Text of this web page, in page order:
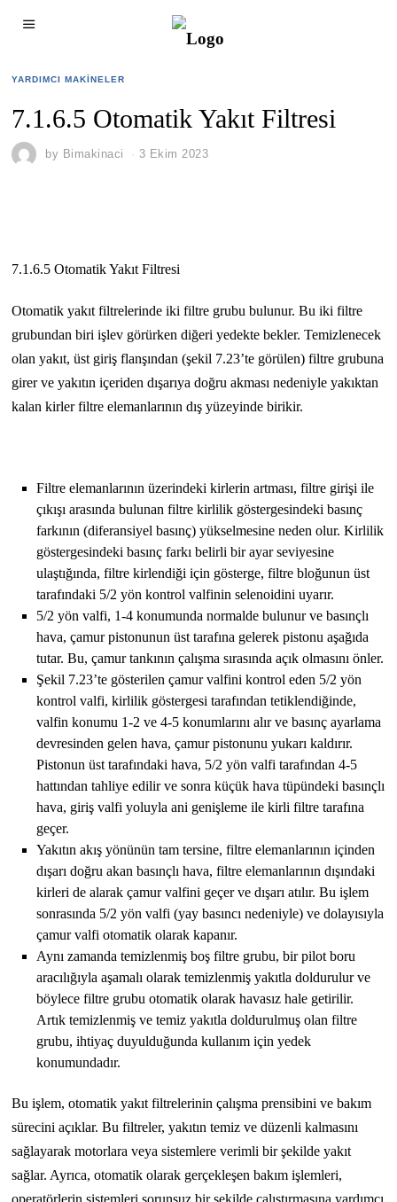
YARDIMCI MAKINELER
7.1.6.5 Otomatik Yakıt Filtresi
by Bimakinaci 3 Ekim 2023
7.1.6.5 Otomatik Yakıt Filtresi
Otomatik yakıt filtrelerinde iki filtre grubu bulunur. Bu iki filtre
grubundan biri işlev görürken diğeri yedekte bekler. Temizlenecek
olan yakıt, üst giriş flanşından (şekil 7.23’te görülen) filtre grubuna
girer ve yakıtın içeriden dışarıya doğru akması nedeniyle yakıktan
kalan kirler filtre elemanlarının dış yüzeyinde birikir.
Filtre elemanlarının üzerindeki kirlerin artması, filtre girişi ile
çıkışı arasında bulunan filtre kirlilik göstergesindeki basınç
farkının (diferansiyel basınç) yükselmesine neden olur. Kirlilik
göstergesindeki basınç farkı belirli bir ayar seviyesine
ulaştığında, filtre kirlendiği için gösterge, filtre bloğunun üst
tarafındaki 5/2 yön kontrol valfinin selenoidini uyarır.
5/2 yön valfi, 1-4 konumunda normalde bulunur ve basınçlı
hava, çamur pistonunun üst tarafına gelerek pistonu aşağıda
tutar. Bu, çamur tankının çalışma sırasında açık olmasını önler.
Şekil 7.23’te gösterilen çamur valfini kontrol eden 5/2 yön
kontrol valfi, kirlilik göstergesi tarafından tetiklendiğinde,
valfin konumu 1-2 ve 4-5 konumlarını alır ve basınç ayarlama
devresinden gelen hava, çamur pistonunu yukarı kaldırır.
Pistonun üst tarafındaki hava, 5/2 yön valfi tarafından 4-5
hattından tahliye edilir ve sonra küçük hava tüpündeki basınçlı
hava, giriş valfi yoluyla ani genişleme ile kirli filtre tarafına
geçer.
Yakıtın akış yönünün tam tersine, filtre elemanlarının içinden
dışarı doğru akan basınçlı hava, filtre elemanlarının dışındaki
kirleri de alarak çamur valfini geçer ve dışarı atılır. Bu işlem
sonrasında 5/2 yön valfi (yay basıncı nedeniyle) ve dolayısıyla
çamur valfi otomatik olarak kapanır.
Aynı zamanda temizlenmiş boş filtre grubu, bir pilot boru
aracılığıyla aşamalı olarak temizlenmiş yakıtla doldurulur ve
böylece filtre grubu otomatik olarak havasız hale getirilir.
Artık temizlenmiş ve temiz yakıtla doldurulmuş olan filtre
grubu, ihtiyaç duyulduğunda kullanım için yedek
konumundadır.
Bu işlem, otomatik yakıt filtrelerinin çalışma prensibini ve bakım
sürecini açıklar. Bu filtreler, yakıtın temiz ve düzenli kalmasını
sağlayarak motorlara veya sistemlere verimli bir şekilde yakıt
sağlar. Ayrıca, otomatik olarak gerçekleşen bakım işlemleri,
operatörlerin sistemleri sorunsuz bir şekilde çalıştırmasına yardımcı